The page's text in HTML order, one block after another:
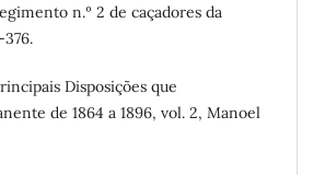
n.º 2 de caçadores da
Disposições que
de 1864 a 1896, vol. 2, Manoel